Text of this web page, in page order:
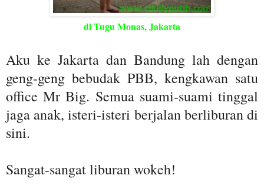
di Tugu Monas, Jakarta
Aku ke Jakarta dan Bandung lah dengan
geng-geng bebudak PBB, kengkawan satu
office Mr Big. Semua suami-suami tinggal
jaga anak, isteri-isteri berjalan berliburan di
sini.
Sangat-sangat liburan wokeh!